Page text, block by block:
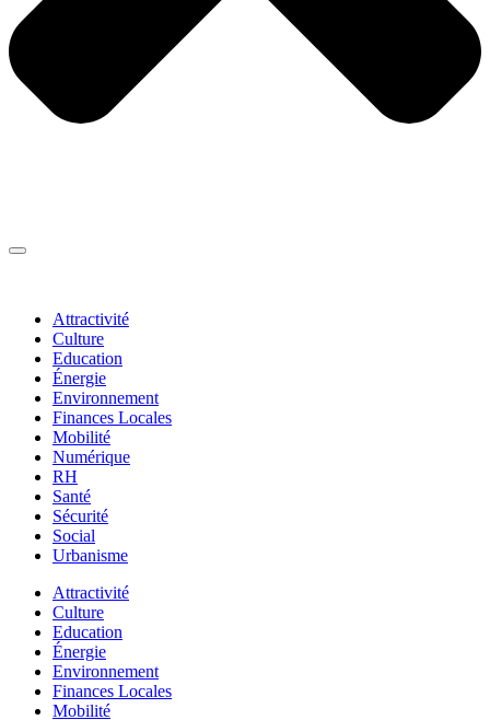
Attractivité
Culture
Education
Énergie
Environnement
Finances Locales
Mobilité
Numérique
RH
Santé
Sécurité
Social
Urbanisme
Attractivité
Culture
Education
Énergie
Environnement
Finances Locales
Mobilité